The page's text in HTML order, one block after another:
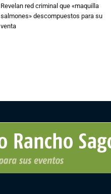
Revelan red criminal que «maquilla
salmones» descompuestos para su
venta